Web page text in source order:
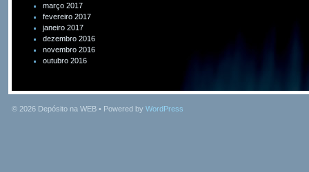
março 2017
fevereiro 2017
janeiro 2017
dezembro 2016
novembro 2016
outubro 2016
© 2026 Depósito na WEB • Powered by WordPress